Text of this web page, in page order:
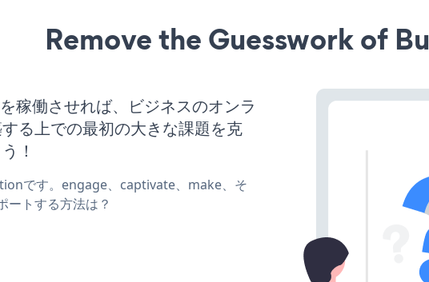
Remove the Guesswork of
働させれば、ビジネスのオンラ
る上での最初の大きな課題を克
！
です。engage、captivate、make、そ
ートする方法は？